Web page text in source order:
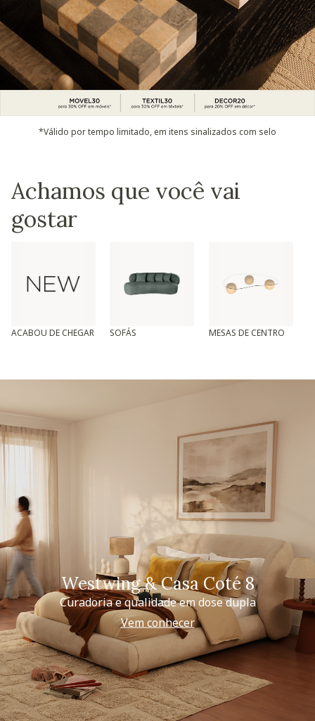
*Válido por tempo limitado, em itens sinalizados com selo
Achamos que você vai
gostar
ACABOU DE CHEGAR SOFÁS MESAS DE CENTRO
Westwing & Casa Coté 8
Curadoria e qualidade em dose dupla
Vem conhecer